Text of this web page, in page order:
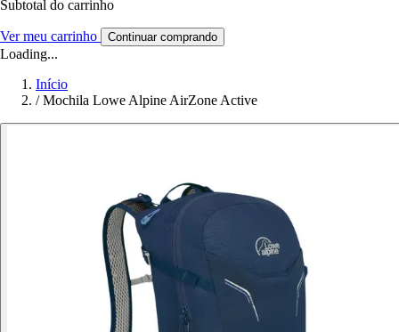
Subtotal do carrinho
Ver meu carrinho Continuar comprando
Loading...
Início
/ Mochila Lowe Alpine AirZone Active